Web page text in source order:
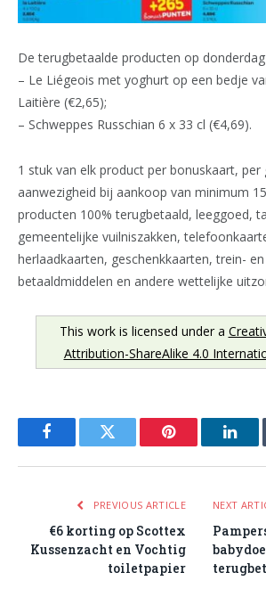
De terugbetaalde producten op
– Le Liégeois met yoghurt op een bedje
Laitière (€2,65);
– Schweppes Russchian 6 x 33 cl (€4,69).
1 stuk van elk product per bonuskaart, per
aanwezigheid bij aankoop van minimum
producten 100% terugbetaald, leeggoed,
gemeentelijke vuilniszakken,
herlaadkaarten, geschenkkaarten, trein-
betaaldmiddelen en andere wettelijke
This work is licensed under a
Attribution-ShareAlike 4.0
FacebookTwitter Pinterest
PREVIOUS ARTICLE
€6 korting op Scottex
Kussenzacht en Vochtig
toiletpapier
NEXT